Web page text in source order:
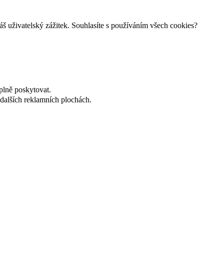
uživatelský zážitek. Souhlasíte s používáním všech cookies?
poskytovat.
reklamních plochách.